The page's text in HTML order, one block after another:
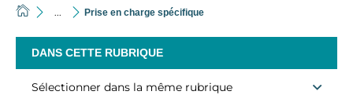
... Prise en charge spécifique
DANS CETTE RUBRIQUE
Sélectionner dans la même rubrique